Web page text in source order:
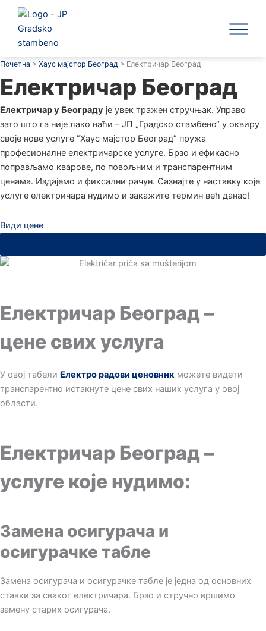
Пређи
садржај
Почетна > Хаус мајстор Београд > Електричар Београд
Електричар Београд
Електричар у Београду је увек тражен стручњак. Управо
зато што га није лако наћи – ЈП „Градско стамбено“ у оквиру
своје нове услуге ”Хаус мајстор Београд” пружа
професионалне електричарске услуге. Брзо и ефикасно
поправљамо кварове, по повољним и транспарентним
ценама. Издајемо и фиксални рачун. Сазнајте у наставку које
услуге електричара нудимо и закажите термин већ данас!
Види цене
Електричар Београд –
цене свих услуга
У овој табели Електро радови ценовник можете видети
транспарентно истакнуте цене свих наших услуга у овој
области.
Електричар Београд –
услуге које нудимо:
Замена осигурача и
осигурачке табле
Замена осигурача и осигурачке табле је једна од основних
ставки за сваког електричара. Брзо и стручно вршимо
замену старих осигурача.